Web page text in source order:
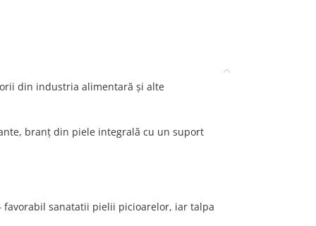
din industria alimentară și alte
branț din piele integrală cu un suport
sanatatii pielii picioarelor, iar talpa